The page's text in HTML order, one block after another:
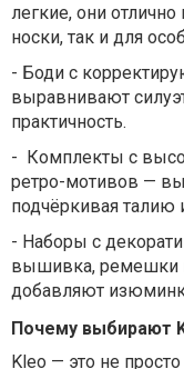
легкие, они
носки, так и для
- Боди с
выравнивают
практичность.
- Комплекты с
ретро-мотивов —
подчёркивая талию
- Наборы с
вышивка, ремешки
добавляют
Почему выбирают
Kleo — это не